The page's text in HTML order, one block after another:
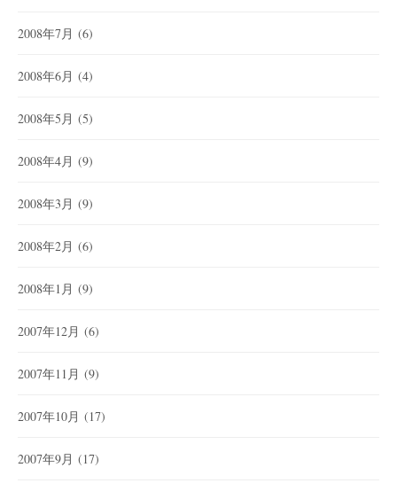
2008年7月 (6)
2008年6月 (4)
2008年5月 (5)
2008年4月 (9)
2008年3月 (9)
2008年2月 (6)
2008年1月 (9)
2007年12月 (6)
2007年11月 (9)
2007年10月 (17)
2007年9月 (17)